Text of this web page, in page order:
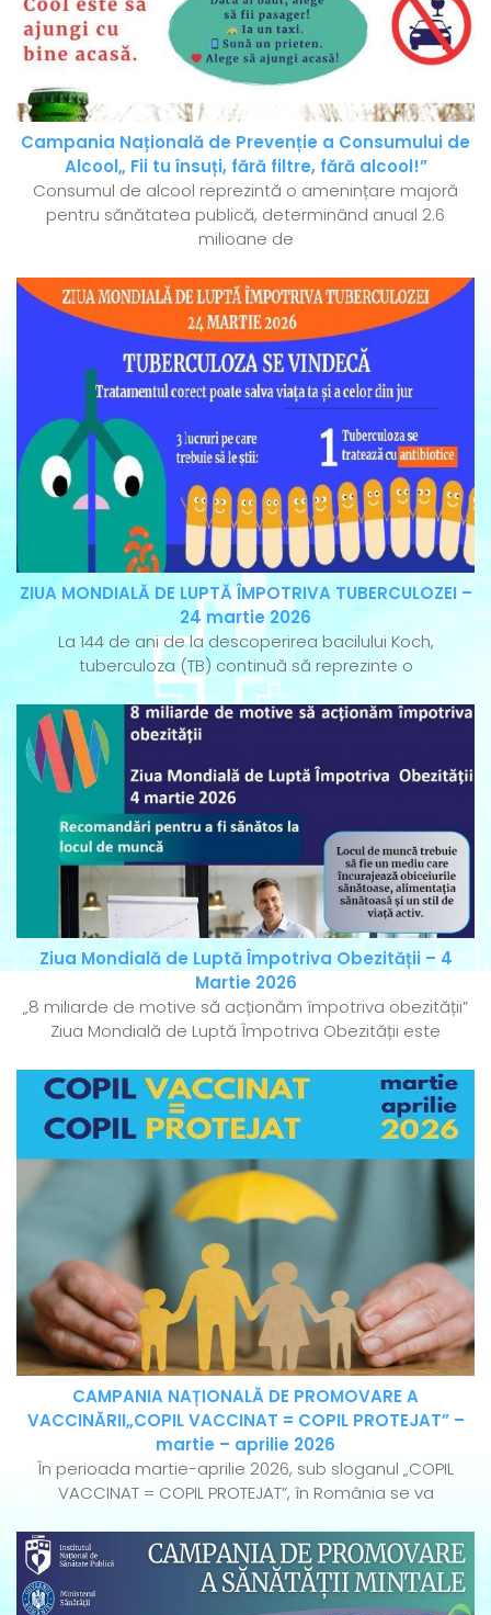
Campania Națională de Prevenție a Consumului de
Alcool„ Fii tu însuți, fără filtre, fără alcool!”
Consumul de alcool reprezintă o amenințare majoră
pentru sănătatea publică, determinând anual 2.6
milioane de
ZIUA MONDIALĂ DE LUPTĂ ÎMPOTRIVA TUBERCULOZEI –
24 martie 2026
La 144 de ani de la descoperirea bacilului Koch,
tuberculoza (TB) continuă să reprezinte o
Ziua Mondială de Luptă Împotriva Obezității – 4
Martie 2026
„8 miliarde de motive să acționăm împotriva obezității”
Ziua Mondială de Luptă Împotriva Obezității este
CAMPANIA NAȚIONALĂ DE PROMOVARE A
VACCINĂRII„COPIL VACCINAT = COPIL PROTEJAT” –
martie – aprilie 2026
În perioada martie-aprilie 2026, sub sloganul „COPIL
VACCINAT = COPIL PROTEJAT”, în România se va